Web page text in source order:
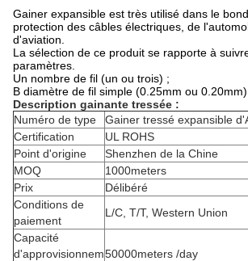
Gainer expansible est très utilisé dans le
protection des câbles électriques, de
d'aviation.
La sélection de ce produit se rapporte à
paramètres.
Un nombre de fil (un ou trois) ;
B diamètre de fil simple (0.25mm ou 0.20mm)
Description gainante tressée :
Numéro de type
Gainer tressé expansible
Certification
UL ROHS
Point d'origine
Shenzhen de la Chine
MOQ
1000meters
Prix
Délibéré
Conditions de
paiement
L/C, T/T, Western Union
Capacité
d'approvisionnem50000meters /day